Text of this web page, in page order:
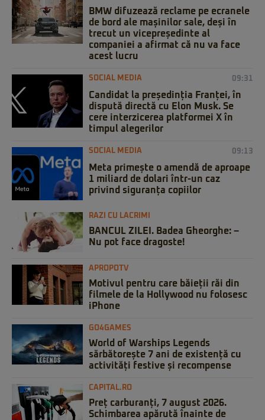
BMW difuzează reclame pe ecranele
de bord ale mașinilor sale, deși în
trecut un vicepreședinte al
companiei a afirmat că nu va face
acest lucru
SOCIAL MEDIA 09:31
Candidat la președinția Franței, în
dispută directă cu Elon Musk. Se
cere interzicerea platformei X în
timpul alegerilor
SOCIAL MEDIA 09:13
Meta primește o amendă de aproape
1 miliard de dolari într-un caz
privind siguranța copiilor
RAZI CU LACRIMI
BANCUL ZILEI. Badea Gheorghe: –
Nu pot face dragoste!
APROPOTV
Motivul pentru care băieții răi din
filmele de la Hollywood nu folosesc
iPhone
GO4GAMES
World of Warships Legends
sărbătorește 7 ani de existență cu
activități festive și recompense
CAPITAL.RO
Preț carburanți, 7 august 2026.
Schimbarea apărută înainte de